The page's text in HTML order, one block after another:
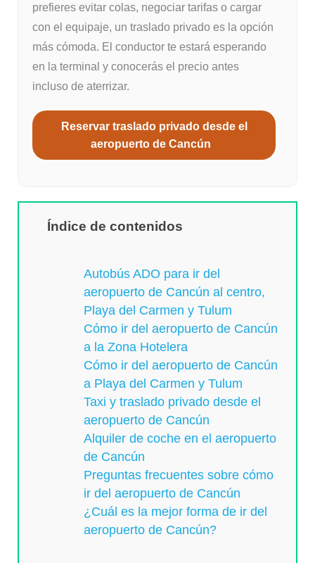
prefieres evitar colas, negociar tarifas o cargar
con el equipaje, un traslado privado es la opción
más cómoda. El conductor te estará esperando
en la terminal y conocerás el precio antes
incluso de aterrizar.
Reservar traslado privado desde el
aeropuerto de Cancún
Índice de contenidos
Autobús ADO para ir del
aeropuerto de Cancún al centro,
Playa del Carmen y Tulum
Cómo ir del aeropuerto de Cancún
a la Zona Hotelera
Cómo ir del aeropuerto de Cancún
a Playa del Carmen y Tulum
Taxi y traslado privado desde el
aeropuerto de Cancún
Alquiler de coche en el aeropuerto
de Cancún
Preguntas frecuentes sobre cómo
ir del aeropuerto de Cancún
¿Cuál es la mejor forma de ir del
aeropuerto de Cancún?